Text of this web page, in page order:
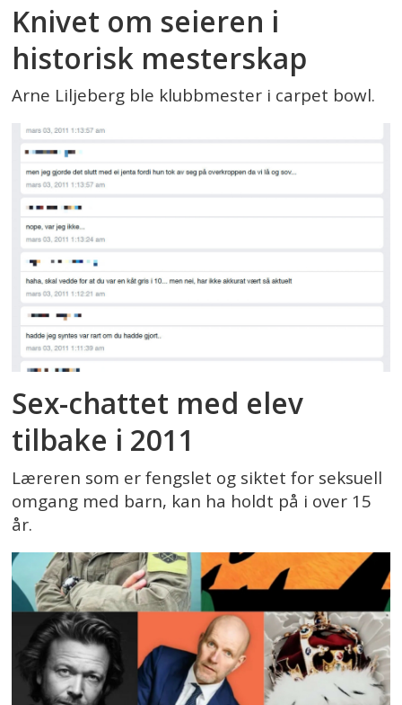
Knivet om seieren i
historisk mesterskap
Arne Liljeberg ble klubbmester i carpet bowl.
Sex-chattet med elev
tilbake i 2011
Læreren som er fengslet og siktet for seksuell
omgang med barn, kan ha holdt på i over 15
år.